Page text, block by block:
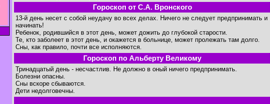
Гороскоп от С.А. Вронского
13-й день несет с собой неудачу во всех делах. Ничего не следует предпринимать и
начинать!
Ребенок, родившийся в этот день, может дожить до глубокой старости.
Те, кто заболеет в этот день, и окажется в больнице, может пролежать там долго.
Сны, как правило, почти все исполняются.
Гороскоп по Альберту Великому
Тринадцатый день - несчастлив. Не должно в оный ничего предпринимать.
Болезни опасны.
Сны вскоре сбываются.
Дети недолговечны.